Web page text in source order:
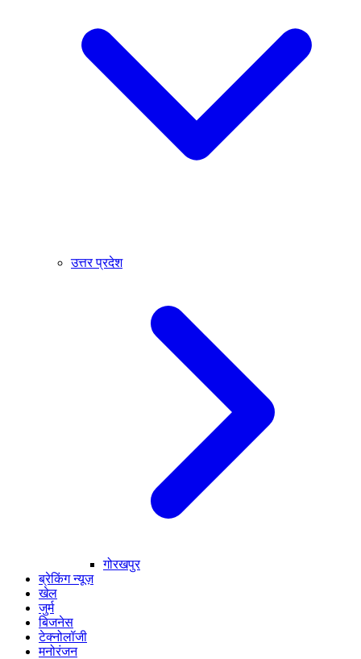
उत्तर प्रदेश
गोरखपुर
ब्रेकिंग न्यूज़
खेल
जुर्म
बिजनेस
टेक्नोलॉजी
मनोरंजन